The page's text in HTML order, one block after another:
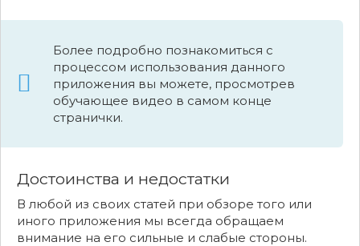
Более подробно познакомиться с
процессом использования данного
приложения вы можете, просмотрев
обучающее видео в самом конце
странички.
Достоинства и недостатки
В любой из своих статей при обзоре того или
иного приложения мы всегда обращаем
внимание на его сильные и слабые стороны.